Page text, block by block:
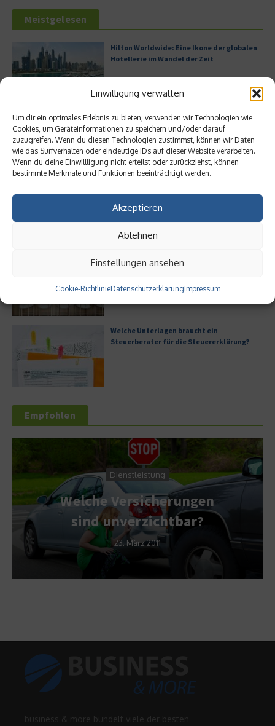
Einwilligung verwalten
Um dir ein optimales Erlebnis zu bieten, verwenden wir Technologien wie
Cookies, um Geräteinformationen zu speichern und/oder darauf
zuzugreifen. Wenn du diesen Technologien zustimmst, können wir Daten
wie das Surfverhalten oder eindeutige IDs auf dieser Website verarbeiten.
Wenn du deine Einwillligung nicht erteilst oder zurückziehst, können
bestimmte Merkmale und Funktionen beeinträchtigt werden.
Akzeptieren
Ablehnen
Einstellungen ansehen
Cookie-RichtlinieDatenschutzerklärungImpressum
Meistgelesen
Hilton Worldwide: Eine Ikone der globalen
Hotellerie im Wandel der Zeit
Leitfaden zur Eröffnung eines
Geschäftskontos für kleine Unternehmen
Digitale Transformation in kleinen
Unternehmen
Welche Unterlagen braucht ein
Steuerberater für die Steuererklärung?
Empfohlen
Dienstleistung
Welche Versicherungen
sind unverzichtbar?
23. März 2011
business & more bündelt viele der besten